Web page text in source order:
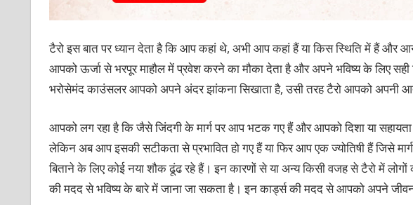
टैरो इस बात पर ध्यान देता है कि आप कहां थे, अभी आप कहां हैं या किस स्थिति में हैं
आपको ऊर्जा से भरपूर माहौल में प्रवेश करने का मौका देता है और अपने भविष्य के लिए
भरोसेमंद काउंसलर आपको अपने अंदर झांकना सिखाता है, उसी तरह टैरो आपको अपनी
आपको लग रहा है कि जैसे जिंदगी के मार्ग पर आप भटक गए हैं और आपको दिशा या
लेकिन अब आप इसकी सटीकता से प्रभावित हो गए हैं या फिर आप एक ज्योतिषी हैं जिसे
बिताने के लिए कोई नया शौक ढूंढ रहे हैं। इन कारणों से या अन्य किसी वजह से टैरो में
की मदद से भविष्य के बारे में जाना जा सकता है। इन कार्ड्स की मदद से आपको अपने जीवन